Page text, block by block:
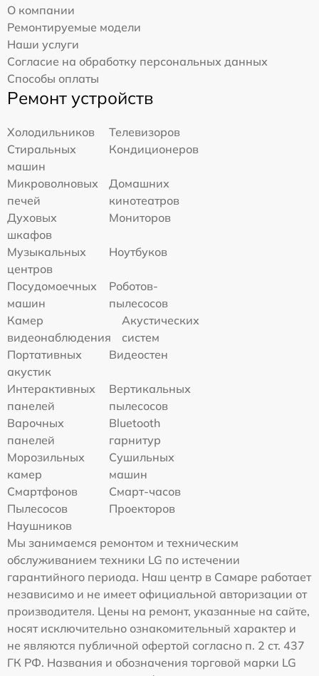
О компании
Ремонтируемые модели
Наши услуги
Согласие на обработку персональных данных
Способы оплаты
Ремонт устройств
Холодильников
Телевизоров
Стиральных
машин
Кондиционеров
Микроволновых
печей
Домашних
кинотеатров
Духовых
шкафов
Мониторов
Музыкальных
центров
Ноутбуков
Посудомоечных
машин
Роботов-
пылесосов
Камер
видеонаблюдения
Акустических
систем
Портативных
акустик
Видеостен
Интерактивных
панелей
Вертикальных
пылесосов
Варочных
панелей
Bluetooth
гарнитур
Морозильных
камер
Сушильных
машин
Смартфонов
Смарт-часов
Пылесосов
Проекторов
Наушников
Мы занимаемся ремонтом и техническим
обслуживанием техники LG по истечении
гарантийного периода. Наш центр в Самаре работает
независимо и не имеет официальной авторизации от
производителя. Цены на ремонт, указанные на сайте,
носят исключительно ознакомительный характер и
не являются публичной офертой согласно п. 2 ст. 437
ГК РФ. Названия и обозначения торговой марки LG